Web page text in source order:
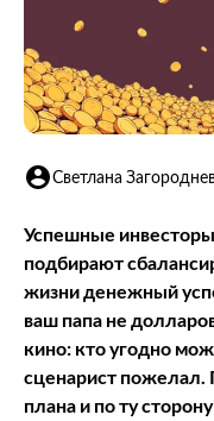
Светлана
Успешные
подбирают
жизни денежный
ваш папа не
кино: кто угодно
сценарист пожелал.
плана и по ту